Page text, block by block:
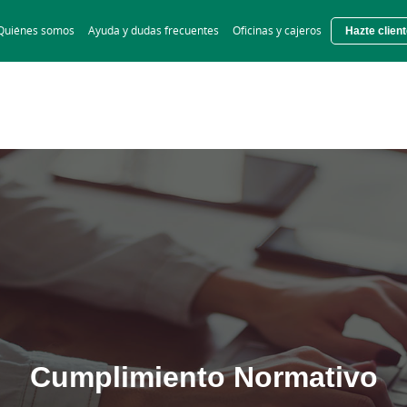
to
main
somos Ayuda y dudas frecuentes Oficinas y cajeros Hazte
Cumplimiento Normativo